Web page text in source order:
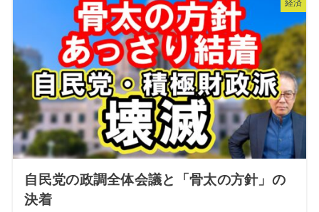
経済
自民党の政調全体会議と「骨太の方針」の
決着